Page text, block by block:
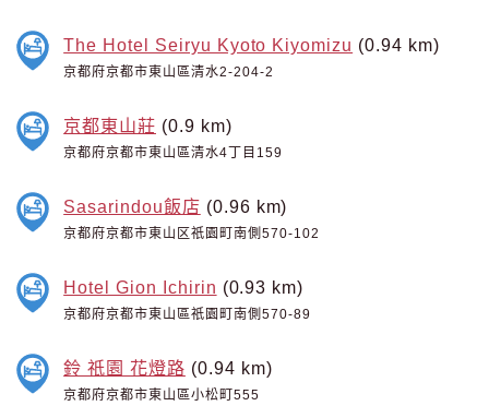
The Hotel Seiryu Kyoto Kiyomizu (0.94 km)
京都府京都市東山區清水2-204-2
京都東山莊 (0.9 km)
京都府京都市東山區清水4丁目159
Sasarindou飯店 (0.96 km)
京都府京都市東山区祇園町南側570-102
Hotel Gion Ichirin (0.93 km)
京都府京都市東山區祇園町南側570-89
鈴 祇園 花燈路 (0.94 km)
京都府京都市東山區小松町555